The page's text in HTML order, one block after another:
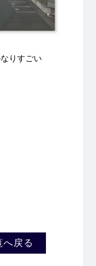
りすごい
へ戻る